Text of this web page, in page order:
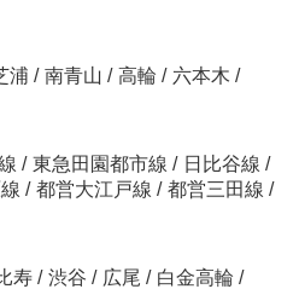
浦 / 南青山 / 高輪 / 六本木 /
/ 東急田園都市線 / 日比谷線 /
/ 都営大江戸線 / 都営三田線 /
寿 / 渋谷 / 広尾 / 白金高輪 /